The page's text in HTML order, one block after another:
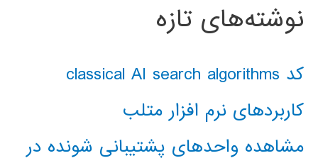
نوشته‌های تازه
کد classical AI search algorithms
کاربردهای نرم افزار متلب
مشاهده واحدهای پشتیبانی شونده در